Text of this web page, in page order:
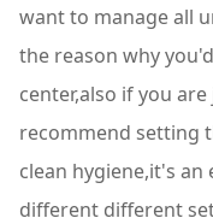
want to manage all
the reason why
center,also if you
recommend setting
clean hygiene,it's an
different different